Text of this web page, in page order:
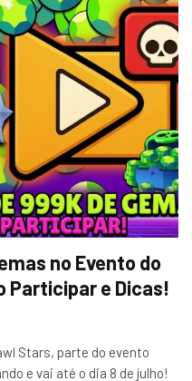
no Evento do
Participar e Dicas!
Stars, parte do evento
e vai até o dia 8 de julho!